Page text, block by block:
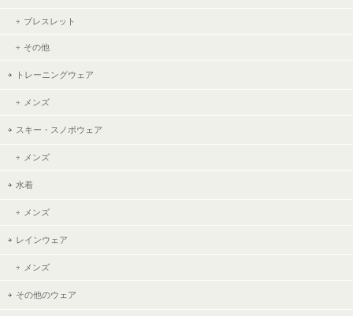
ブレスレット
その他
トレーニングウェア
メンズ
スキー・スノボウェア
メンズ
水着
メンズ
レインウェア
メンズ
その他のウェア